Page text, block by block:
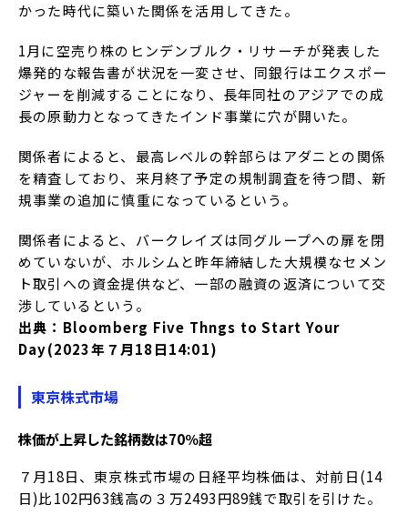
かった時代に築いた関係を活用してきた。
1月に空売り株のヒンデンブルク・リサーチが発表した
爆発的な報告書が状況を一変させ、同銀行はエクスポー
ジャーを削減することになり、長年同社のアジアでの成
長の原動力となってきたインド事業に穴が開いた。
関係者によると、最高レベルの幹部らはアダニとの関係
を精査しており、来月終了予定の規制調査を待つ間、新
規事業の追加に慎重になっているという。
関係者によると、バークレイズは同グループへの扉を閉
めていないが、ホルシムと昨年締結した大規模なセメン
ト取引への資金提供など、一部の融資の返済について交
渉しているという。
出典：Bloomberg Five Thngs to Start Your
Day(2023年７月18日14:01)
東京株式市場
株価が上昇した銘柄数は70％超
７月18日、東京株式市場の日経平均株価は、対前日(14
日)比102円63銭高の３万2493円89銭で取引を引けた。